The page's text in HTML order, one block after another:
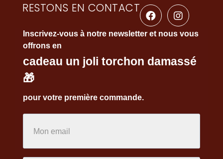
RESTONS EN CONTACT
Inscrivez-vous à notre newsletter et nous vous
offrons en
cadeau un joli torchon damassé
🎁
pour votre première commande.